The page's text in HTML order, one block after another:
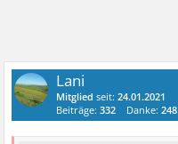
Lani
Mitglied seit:24.01.2021
Beiträge:332 Danke:248